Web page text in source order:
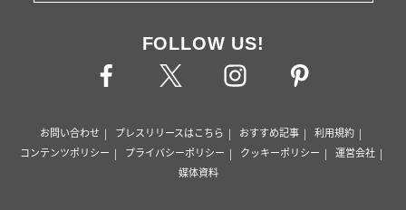
FOLLOW US!
お問い合わせ プレスリリースはこちら おすすめ記事
利用規約
コンテンツポリシー
プライバシーポリシー クッキーポリシー
運営会社
媒体資料